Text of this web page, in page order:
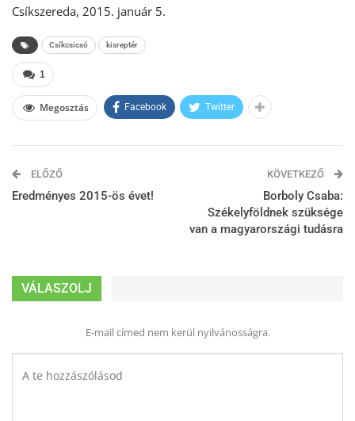
Csíkszereda, 2015. január 5.
Csíkcsicsó kisreptér
1
Megosztás Facebook Twitter
ELŐZŐ
Eredményes 2015-ös évet!
KÖVETKEZŐ
Borboly Csaba:
Székelyföldnek szüksége
van a magyarországi tudásra
VÁLASZOLJ
E-mail címed nem kerül nyilvánosságra.